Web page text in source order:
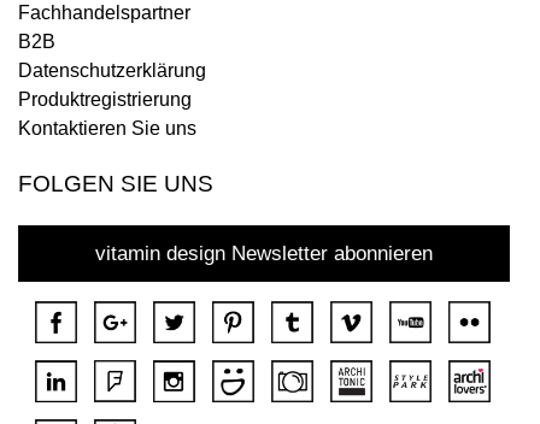
Fachhandelspartner
B2B
Datenschutzerklärung
Produktregistrierung
Kontaktieren Sie uns
FOLGEN SIE UNS
vitamin design Newsletter abonnieren